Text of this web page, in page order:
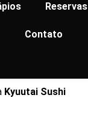
Reservas
Contato
Kyuutai Sushi